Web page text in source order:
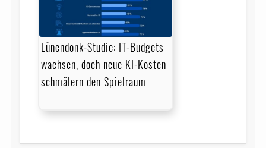
Lünendonk-Studie: IT-Budgets
wachsen, doch neue KI-Kosten
schmälern den Spielraum